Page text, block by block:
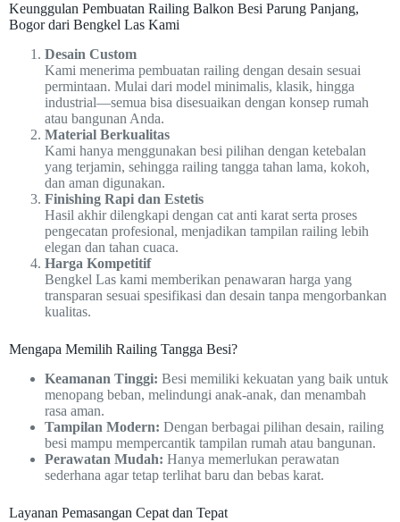
Keunggulan Pembuatan Railing Balkon Besi Parung Panjang,
Bogor dari Bengkel Las Kami
Desain Custom
Kami menerima pembuatan railing dengan desain sesuai
permintaan. Mulai dari model minimalis, klasik, hingga
industrial—semua bisa disesuaikan dengan konsep rumah
atau bangunan Anda.
Material Berkualitas
Kami hanya menggunakan besi pilihan dengan ketebalan
yang terjamin, sehingga railing tangga tahan lama, kokoh,
dan aman digunakan.
Finishing Rapi dan Estetis
Hasil akhir dilengkapi dengan cat anti karat serta proses
pengecatan profesional, menjadikan tampilan railing lebih
elegan dan tahan cuaca.
Harga Kompetitif
Bengkel Las kami memberikan penawaran harga yang
transparan sesuai spesifikasi dan desain tanpa mengorbankan
kualitas.
Mengapa Memilih Railing Tangga Besi?
Keamanan Tinggi: Besi memiliki kekuatan yang baik untuk
menopang beban, melindungi anak-anak, dan menambah
rasa aman.
Tampilan Modern: Dengan berbagai pilihan desain, railing
besi mampu mempercantik tampilan rumah atau bangunan.
Perawatan Mudah: Hanya memerlukan perawatan
sederhana agar tetap terlihat baru dan bebas karat.
Layanan Pemasangan Cepat dan Tepat